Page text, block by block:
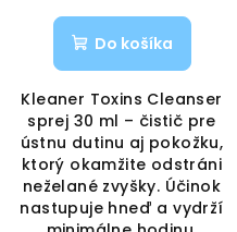
Do košíka
Kleaner Toxins Cleanser
sprej 30 ml – čistič pre
ústnu dutinu aj pokožku,
ktorý okamžite odstráni
neželané zvyšky. Účinok
nastupuje hneď a vydrží